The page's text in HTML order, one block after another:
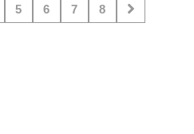
5 6 7 8